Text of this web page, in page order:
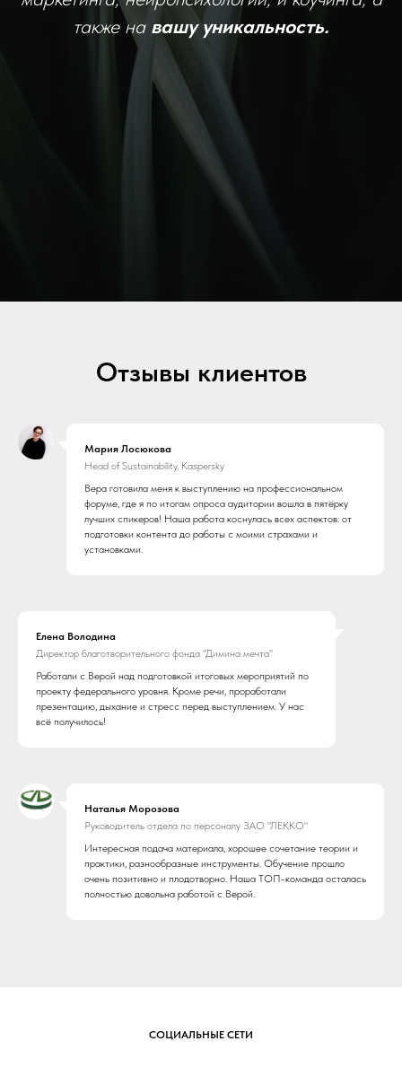
также на вашу уникальность.
Отзывы клиентов
Мария Лосюкова
Head of Sustainability, Kaspersky
Вера готовила меня к выступлению на профессиональном
форуме, где я по итогам опроса аудитории вошла в пятёрку
лучших спикеров! Наша работа коснулась всех аспектов: от
подготовки контента до работы с моими страхами и
установками.
Елена Володина
Директор благотворительного фонда "Димина мечта"
Работали с Верой над подготовкой итоговых мероприятий по
проекту федерального уровня. Кроме речи, проработали
презентацию, дыхание и стресс перед выступлением. У нас
всё получилось!
Наталья Морозова
Руководитель отдела по персоналу ЗАО "ЛЕККО"
Интересная подача материала, хорошее сочетание теории и
практики, разнообразные инструменты. Обучение прошло
очень позитивно и плодотворно. Наша ТОП-команда осталась
полностью довольна работой с Верой.
СОЦИАЛЬНЫЕ СЕТИ